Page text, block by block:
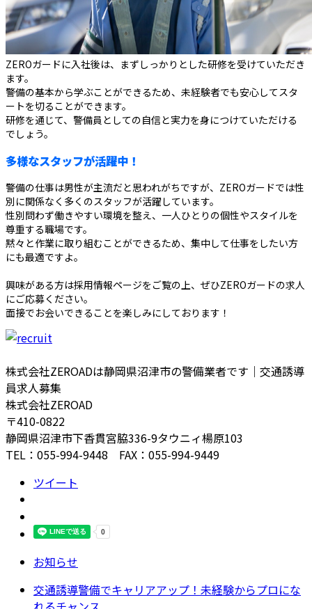
ZEROガードに入社後は、まずしっかりとした研修を受けていただき
ます。
警備の基本から学ぶことができるため、未経験者でも安心してスタ
ートを切ることができます。
研修を通じて、警備員としての自信と実力を身につけていただける
でしょう。
多様なスタッフが活躍中！
警備の仕事は男性が主流だと思われがちですが、ZEROガードでは性
別に関係なく多くのスタッフが活躍しています。
性別問わず働きやすい環境を整え、一人ひとりの個性やスタイルを
尊重する職場です。
黙々と作業に取り組むことができるため、集中して仕事をしたい方
にも最適ですよ。
興味がある方は採用情報ページをご覧の上、ぜひZEROガードの求人
にご応募ください。
面接でお会いできることを楽しみにしております！
株式会社ZEROADは静岡県沼津市の警備業者です｜交通誘導
員求人募集
株式会社ZEROAD
〒410-0822
静岡県沼津市下香貫宮脇336-9タウニィ楊原103
TEL：055-994-9448 FAX：055-994-9449
ツイート
お知らせ
交通誘導警備でキャリアアップ！未経験からプロにな